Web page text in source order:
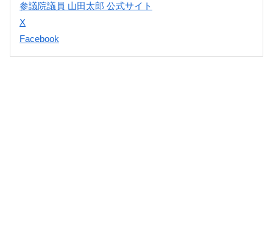
参議院議員 山田太郎 公式サイト
X
Facebook